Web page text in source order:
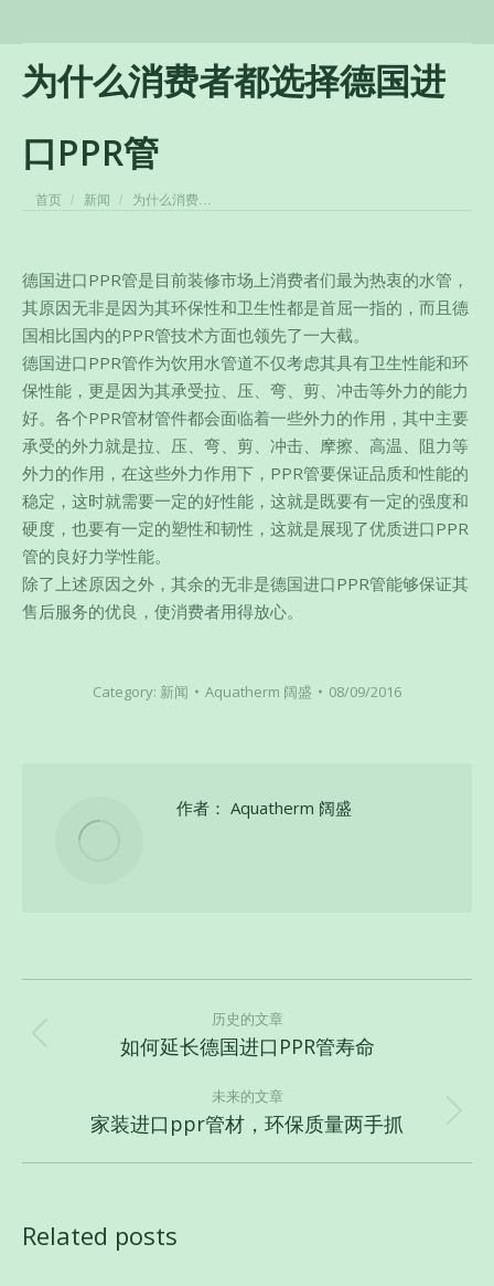
为什么消费者都选择德国进
口PPR管
您在这里：
首页 新闻 为什么消费…
德国进口PPR管是目前装修市场上消费者们最为热衷的水管，
其原因无非是因为其环保性和卫生性都是首屈一指的，而且德
国相比国内的PPR管技术方面也领先了一大截。
德国进口PPR管作为饮用水管道不仅考虑其具有卫生性能和环
保性能，更是因为其承受拉、压、弯、剪、冲击等外力的能力
好。各个PPR管材管件都会面临着一些外力的作用，其中主要
承受的外力就是拉、压、弯、剪、冲击、摩擦、高温、阻力等
外力的作用， 在这些外力作用下，PPR管要保证品质和性能的
稳定，这时就需要一定的好性能，这就是既要有一定的强度和
硬度，也要有一定的塑性和韧性，这就是展现了优质进口PPR
管的良好力学性能。
除了上述原因之外，其余的无非是德国进口PPR管能够保证其
售后服务的优良，使消费者用得放心。
Category: 新闻 Aquatherm 阔盛 08/09/2016
作者： Aquatherm 阔盛
历史的文章
历
的
文
如何延长德国进口PPR管寿命
未来的文章
家装进口ppr管材，环保质量两手抓
Related posts